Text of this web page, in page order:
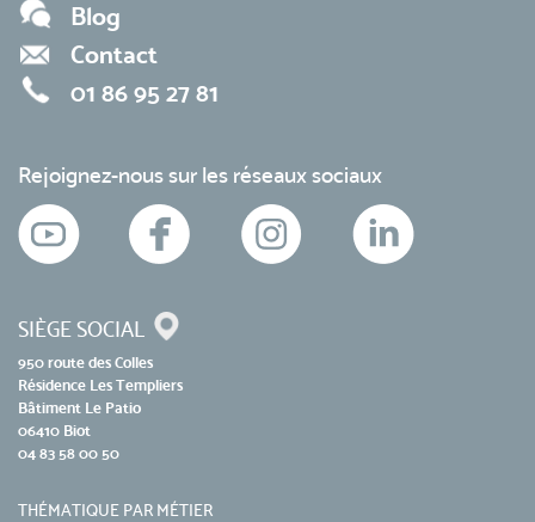
Blog
Contact
01 86 95 27 81
Rejoignez-nous sur les réseaux sociaux
SIÈGE SOCIAL
950 route des Colles
Résidence Les Templiers
Bâtiment Le Patio
06410 Biot
04 83 58 00 50
THÉMATIQUE PAR MÉTIER